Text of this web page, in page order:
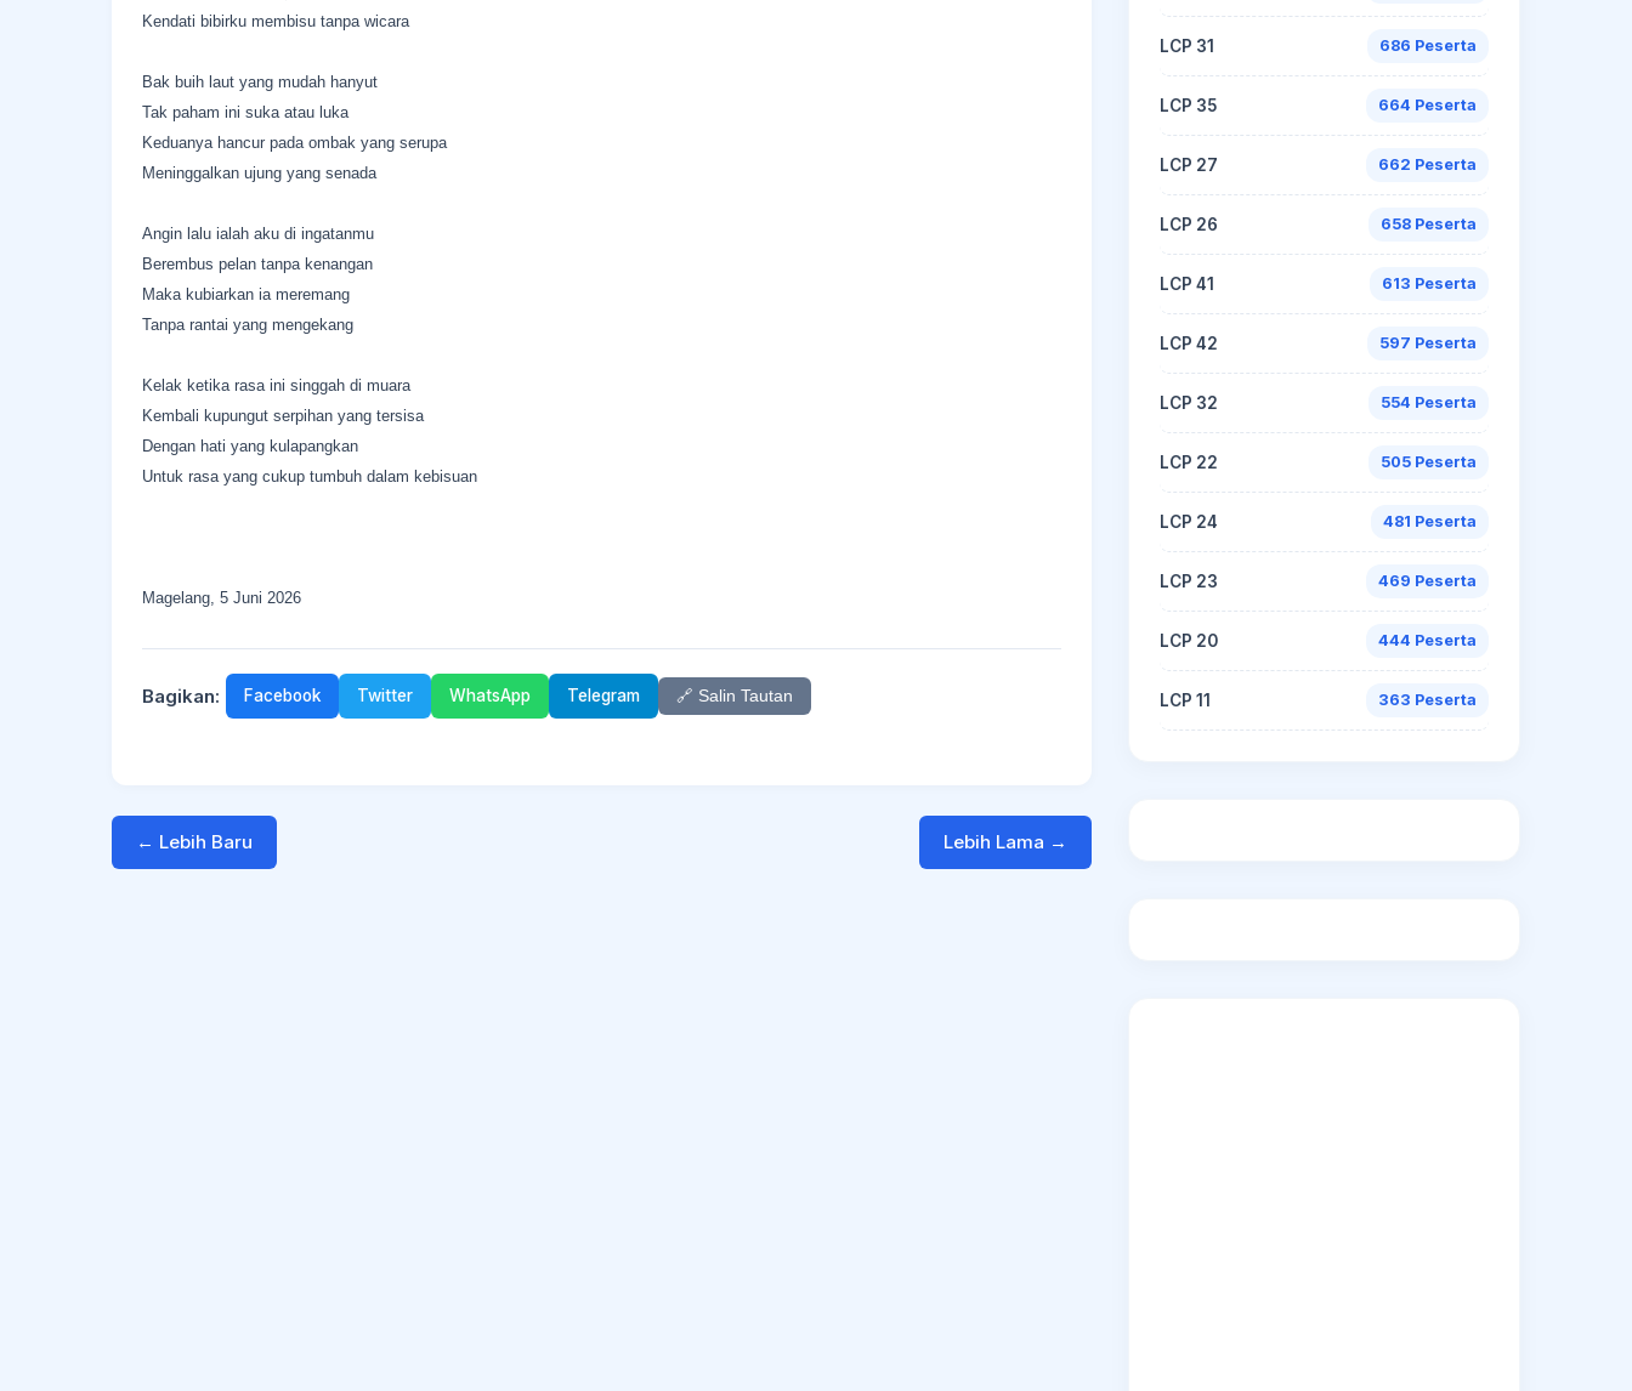
Kendati bibirku membisu tanpa wicara
Bak buih laut yang mudah hanyut
Tak paham ini suka atau luka
Keduanya hancur pada ombak yang serupa
Meninggalkan ujung yang senada
Angin lalu ialah aku di ingatanmu
Berembus pelan tanpa kenangan
Maka kubiarkan ia meremang
Tanpa rantai yang mengekang
Kelak ketika rasa ini singgah di muara
Kembali kupungut serpihan yang tersisa
Dengan hati yang kulapangkan
Untuk rasa yang cukup tumbuh dalam kebisuan
Magelang, 5 Juni 2026
Bagikan: Facebook Twitter WhatsApp Telegram 🔗 Salin Tautan
← Lebih Baru Lebih Lama →
LCP 31 686 Peserta
LCP 35 664 Peserta
LCP 27 662 Peserta
LCP 26 658 Peserta
LCP 41 613 Peserta
LCP 42 597 Peserta
LCP 32 554 Peserta
LCP 22 505 Peserta
LCP 24 481 Peserta
LCP 23 469 Peserta
LCP 20 444 Peserta
LCP 11 363 Peserta